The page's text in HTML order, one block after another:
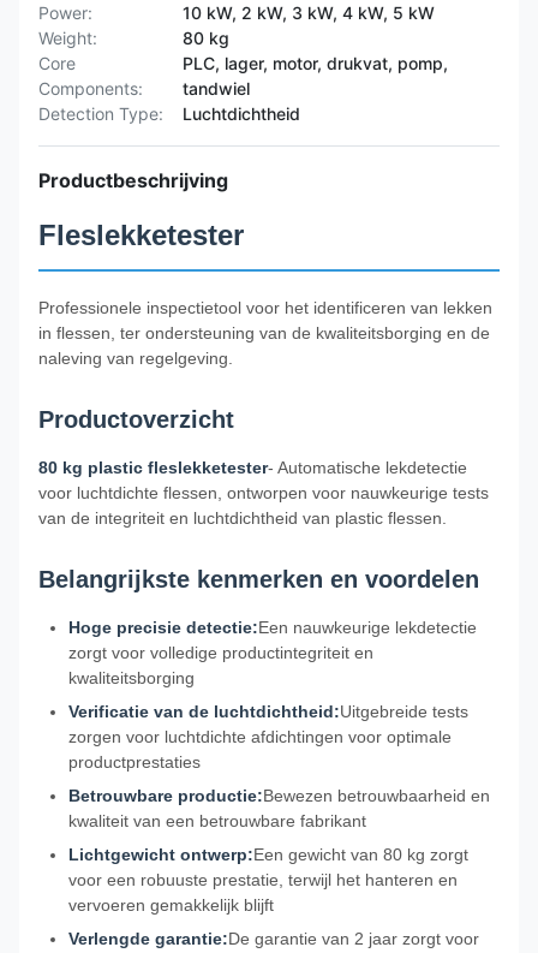
Power:
10 kW, 2 kW, 3 kW, 4 kW, 5 kW
Weight:
80 kg
Core
Components:
PLC, lager, motor, drukvat, pomp,
tandwiel
Detection Type:
Luchtdichtheid
Productbeschrijving
Fleslekketester
Professionele inspectietool voor het identificeren van lekken
in flessen, ter ondersteuning van de kwaliteitsborging en de
naleving van regelgeving.
Productoverzicht
80 kg plastic fleslekketester- Automatische lekdetectie
voor luchtdichte flessen, ontworpen voor nauwkeurige tests
van de integriteit en luchtdichtheid van plastic flessen.
Belangrijkste kenmerken en voordelen
Hoge precisie detectie:Een nauwkeurige lekdetectie
zorgt voor volledige productintegriteit en
kwaliteitsborging
Verificatie van de luchtdichtheid:Uitgebreide tests
zorgen voor luchtdichte afdichtingen voor optimale
productprestaties
Betrouwbare productie:Bewezen betrouwbaarheid en
kwaliteit van een betrouwbare fabrikant
Lichtgewicht ontwerp:Een gewicht van 80 kg zorgt
voor een robuuste prestatie, terwijl het hanteren en
vervoeren gemakkelijk blijft
Verlengde garantie:De garantie van 2 jaar zorgt voor